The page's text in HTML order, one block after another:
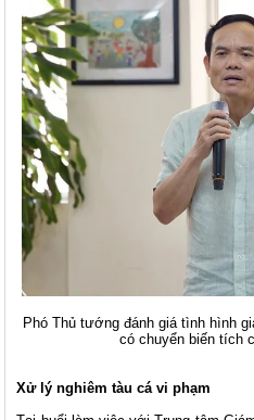
Phó Thủ tướng đánh giá tình hình
có chuyển biến tích
Xử lý nghiêm tàu cá vi phạm